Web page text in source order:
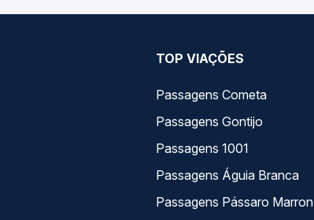
TOP VIAÇÕES
Passagens Cometa
Passagens Gontijo
Passagens 1001
Passagens Águia Branca
Passagens Pássaro Marron